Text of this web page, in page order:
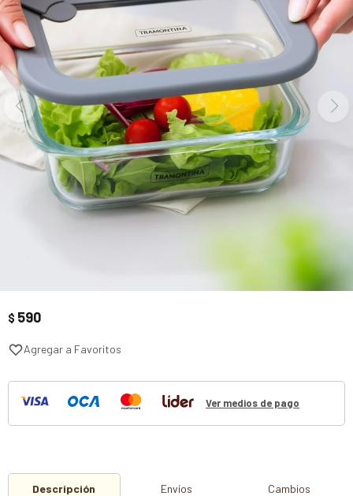
$ 590
Ver medios de pago
Descripción Envíos Cambios